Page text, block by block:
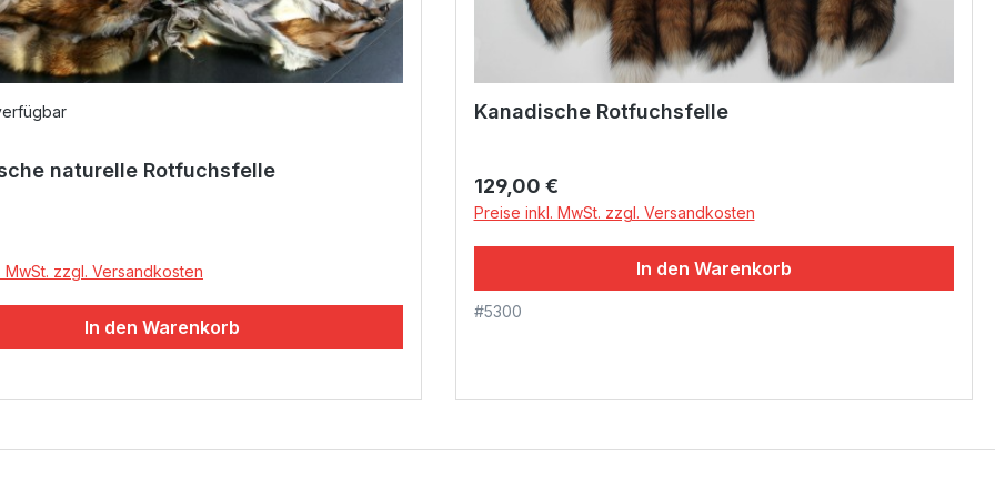
naturelle Rotfuchsfelle
Preis:
MwSt. zzgl. Versandkosten
In den Warenkorb
Kanadische Rotfuchsfelle
Regulärer Preis:
129,00 €
Preise inkl. MwSt. zzgl. Versandkosten
In den Warenkorb
#5300